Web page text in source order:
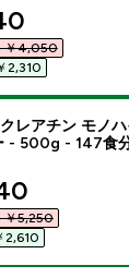
メンズ ト
price
￥4,050‎
2,310‎
クレア
レアチン モノハ
- 500g - 147食
price
￥5,250‎
2,610‎